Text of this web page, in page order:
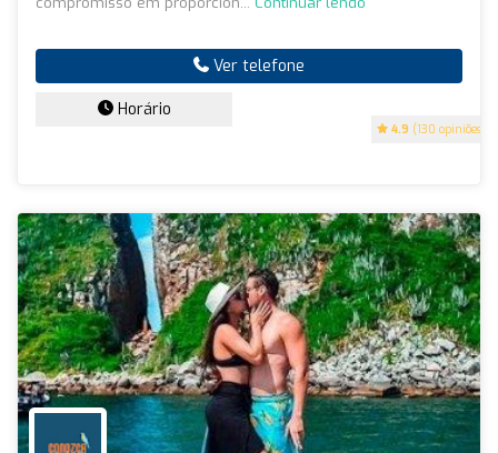
4.9 (130 opiniões)
Ver telefone
Horário